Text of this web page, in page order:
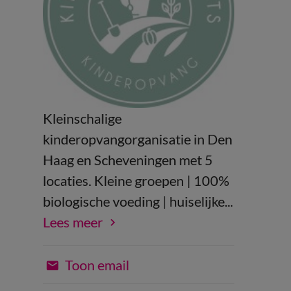
Kleinschalige
kinderopvangorganisatie in Den
Haag en Scheveningen met 5
locaties. Kleine groepen | 100%
biologische voeding | huiselijke...
Lees meer
Toon email